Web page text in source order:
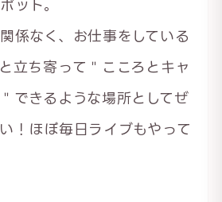
ット。
係なく、お仕事をしている
立ち寄って＂こころとキャ
できるような場所としてぜ
！ほぼ毎日ライブもやって